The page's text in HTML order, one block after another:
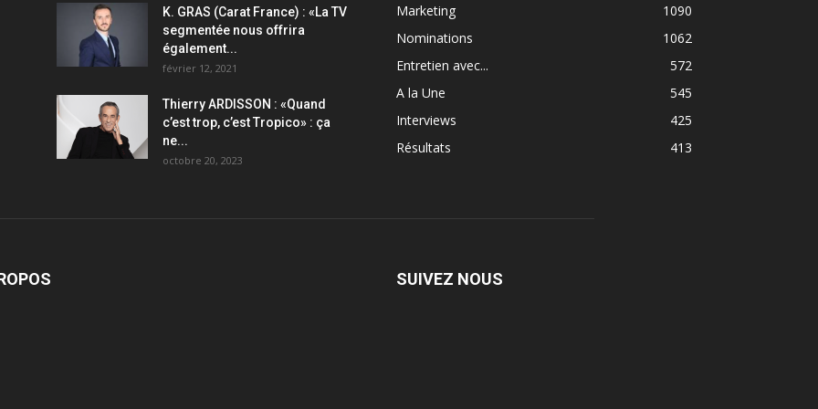
K. GRAS (Carat France) : «La TV
segmentée nous offrira
également...
février 12, 2021
Thierry ARDISSON : «Quand
c’est trop, c’est Tropico» : ça
ne...
octobre 20, 2023
Marketing
1090
Nominations
1062
Entretien avec...
572
A la Une
545
Interviews
425
Résultats
413
SUIVEZ NOUS